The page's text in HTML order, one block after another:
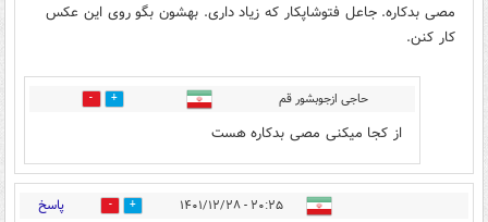
مصی بدکاره. جاعل فتوشاپکار که زیاد داری. بهشون بگو روی این عکس
کار کنن.
حاجی ازجوبشور قم 1
از کجا میکنی مصی بدکاره هست
۲۰:۲۵ - ۱۴۰۱/۱۲/۲۸ 0 پاسخ